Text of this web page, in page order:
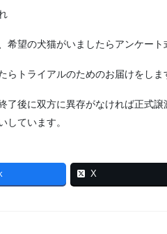
望の犬猫がいましたらアンケート
トライアルのためのお届けをしま
了後に双方に異存がなければ正式
しています。
X